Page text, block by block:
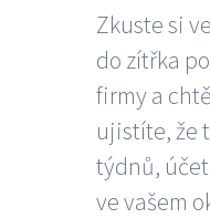
Zkuste si
do zítřka
firmy a
ujistíte, že
týdnů,
ve vašem